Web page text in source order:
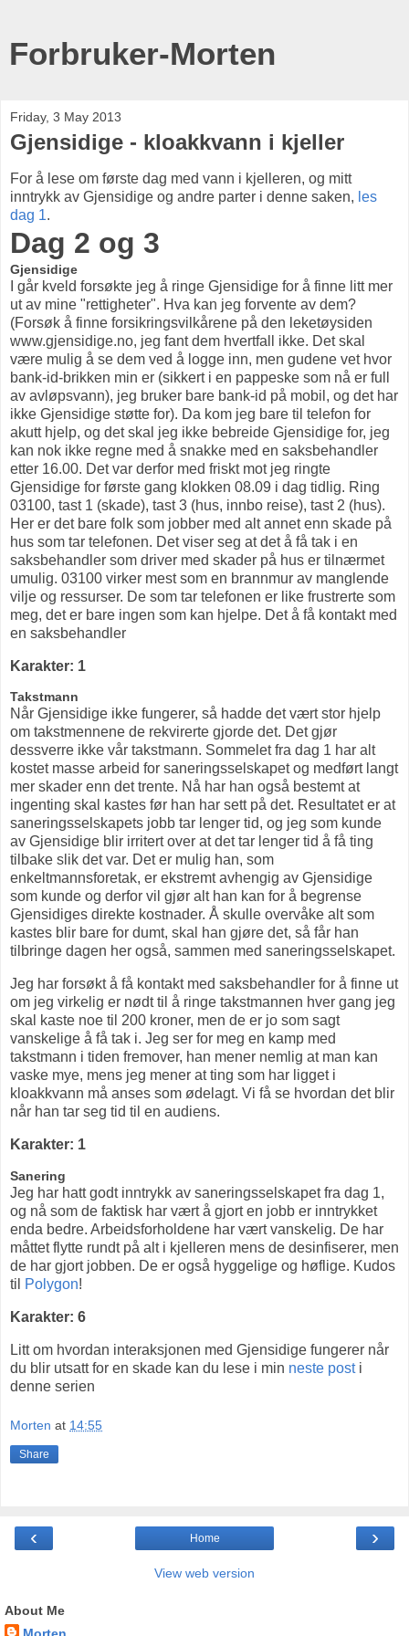
Forbruker-Morten
Friday, 3 May 2013
Gjensidige - kloakkvann i kjeller
For å lese om første dag med vann i kjelleren, og mitt
inntrykk av Gjensidige og andre parter i denne saken, les
dag 1.
Dag 2 og 3
Gjensidige
I går kveld forsøkte jeg å ringe Gjensidige for å finne litt mer
ut av mine "rettigheter". Hva kan jeg forvente av dem?
(Forsøk å finne forsikringsvilkårene på den leketøysiden
www.gjensidige.no, jeg fant dem hvertfall ikke. Det skal
være mulig å se dem ved å logge inn, men gudene vet hvor
bank-id-brikken min er (sikkert i en pappeske som nå er full
av avløpsvann), jeg bruker bare bank-id på mobil, og det har
ikke Gjensidige støtte for). Da kom jeg bare til telefon for
akutt hjelp, og det skal jeg ikke bebreide Gjensidige for, jeg
kan nok ikke regne med å snakke med en saksbehandler
etter 16.00. Det var derfor med friskt mot jeg ringte
Gjensidige for første gang klokken 08.09 i dag tidlig. Ring
03100, tast 1 (skade), tast 3 (hus, innbo reise), tast 2 (hus).
Her er det bare folk som jobber med alt annet enn skade på
hus som tar telefonen. Det viser seg at det å få tak i en
saksbehandler som driver med skader på hus er tilnærmet
umulig. 03100 virker mest som en brannmur av manglende
vilje og ressurser. De som tar telefonen er like frustrerte som
meg, det er bare ingen som kan hjelpe. Det å få kontakt med
en saksbehandler
Karakter: 1
Takstmann
Når Gjensidige ikke fungerer, så hadde det vært stor hjelp
om takstmennene de rekvirerte gjorde det. Det gjør
dessverre ikke vår takstmann. Sommelet fra dag 1 har alt
kostet masse arbeid for saneringsselskapet og medført langt
mer skader enn det trente. Nå har han også bestemt at
ingenting skal kastes før han har sett på det. Resultatet er at
saneringsselskapets jobb tar lenger tid, og jeg som kunde
av Gjensidige blir irritert over at det tar lenger tid å få ting
tilbake slik det var. Det er mulig han, som
enkeltmannsforetak, er ekstremt avhengig av Gjensidige
som kunde og derfor vil gjør alt han kan for å begrense
Gjensidiges direkte kostnader. Å skulle overvåke alt som
kastes blir bare for dumt, skal han gjøre det, så får han
tilbringe dagen her også, sammen med saneringsselskapet.
Jeg har forsøkt å få kontakt med saksbehandler for å finne ut
om jeg virkelig er nødt til å ringe takstmannen hver gang jeg
skal kaste noe til 200 kroner, men de er jo som sagt
vanskelige å få tak i. Jeg ser for meg en kamp med
takstmann i tiden fremover, han mener nemlig at man kan
vaske mye, mens jeg mener at ting som har ligget i
kloakkvann må anses som ødelagt. Vi få se hvordan det blir
når han tar seg tid til en audiens.
Karakter: 1
Sanering
Jeg har hatt godt inntrykk av saneringsselskapet fra dag 1,
og nå som de faktisk har vært å gjort en jobb er inntrykket
enda bedre. Arbeidsforholdene har vært vanskelig. De har
måttet flytte rundt på alt i kjelleren mens de desinfiserer, men
de har gjort jobben. De er også hyggelige og høflige. Kudos
til
Polygon!
Karakter: 6
Litt om hvordan interaksjonen med Gjensidige fungerer når
du blir utsatt for en skade kan du lese i min neste posti
denne serien
Morten at 14:55
Share
‹ ›
Home
View web version
About Me